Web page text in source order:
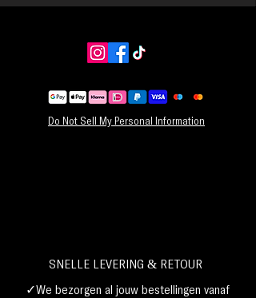
te omlijnen.
Do Not Sell My Personal Information
SNELLE LEVERING & RETOUR
✓We bezorgen al jouw bestellingen vanaf